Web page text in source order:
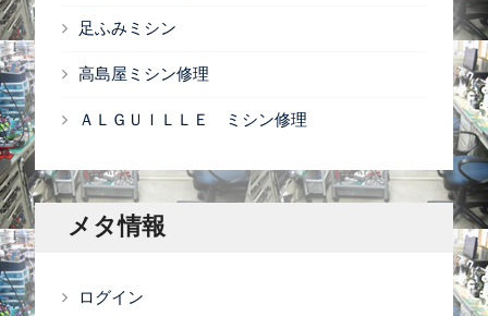
足ふみミシン
高島屋ミシン修理
ＡＬＧＵＩＬＬＥ ミシン修理
メタ情報
ログイン